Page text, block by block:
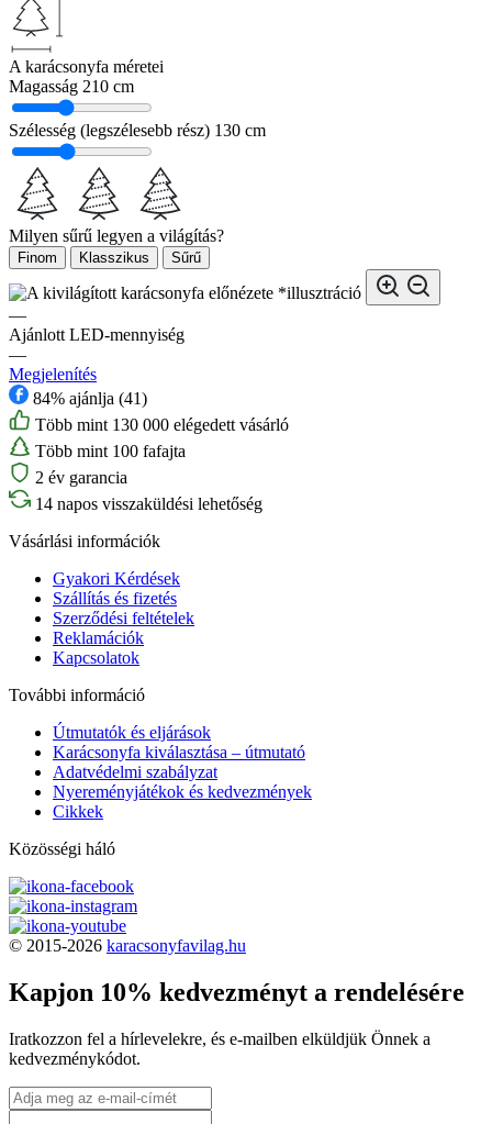
A karácsonyfa méretei
Magasság 210 cm
Szélesség (legszélesebb rész) 130 cm
Milyen sűrű legyen a világítás?
Finom Klasszikus Sűrű
*illusztráció
—
Ajánlott LED-mennyiség
—
Megjelenítés
84% ajánlja (41)
Több mint 130 000 elégedett vásárló
Több mint 100 fafajta
2 év garancia
14 napos visszaküldési lehetőség
Vásárlási információk
Gyakori Kérdések
Szállítás és fizetés
Szerződési feltételek
Reklamációk
Kapcsolatok
További információ
Útmutatók és eljárások
Karácsonyfa kiválasztása – útmutató
Adatvédelmi szabályzat
Nyereményjátékok és kedvezmények
Cikkek
Közösségi háló
© 2015-2026 karacsonyfavilag.hu
Kapjon 10% kedvezményt a rendelésére
Iratkozzon fel a hírlevelekre, és e-mailben elküldjük Önnek a
kedvezménykódot.